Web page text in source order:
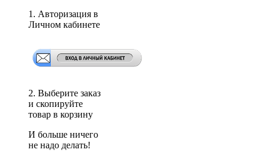
1. Авторизация в
Личном кабинете
2. Выберите заказ
и скопируйте
товар в корзину
И больше ничего
не надо делать!